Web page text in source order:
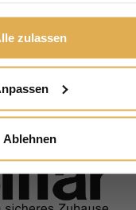
zulassen
Ablehnen
anmelden